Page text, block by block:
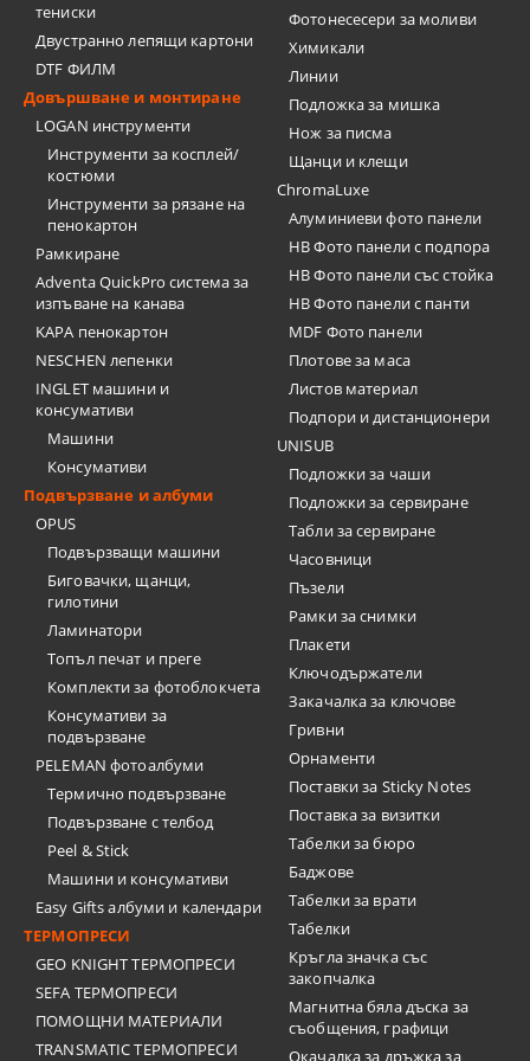
тениски
Двустранно лепящи картони
DTF ФИЛМ
Довършване и монтиране
LOGAN инструменти
Инструменти за косплей/
костюми
Инструменти за рязане на
пенокартон
Рамкиране
Adventa QuickPro система за
изпъване на канава
KAPA пенокартон
NESCHEN лепенки
INGLET машини и
консумативи
Машини
Консумативи
Подвързване и албуми
OPUS
Подвързващи машини
Биговачки, щанци,
гилотини
Ламинатори
Топъл печат и преге
Комплекти за фотоблокчета
Консумативи за
подвързване
PELEMAN фотоалбуми
Термично подвързване
Подвързване с телбод
Peel & Stick
Машини и консумативи
Easy Gifts албуми и календари
ТЕРМОПРЕСИ
GEO KNIGHT ТЕРМОПРЕСИ
SEFA ТЕРМОПРЕСИ
ПОМОЩНИ МАТЕРИАЛИ
TRANSMATIC ТЕРМОПРЕСИ
Фотонесесери за моливи
Химикали
Линии
Подложка за мишка
Нож за писма
Щанци и клещи
ChromaLuxe
Алуминиеви фото панели
HB Фото панели с подпора
HB Фото панели със стойка
HB Фото панели с панти
MDF Фото панели
Плотове за маса
Листов материал
Подпори и дистанционери
UNISUB
Подложки за чаши
Подложки за сервиране
Табли за сервиране
Часовници
Пъзели
Рамки за снимки
Плакети
Ключодържатели
Закачалка за ключове
Гривни
Орнаменти
Поставки за Sticky Notes
Поставка за визитки
Tабелки за бюро
Баджове
Табелки за врати
Табелки
Кръгла значка със
закопчалка
Магнитна бяла дъска за
съобщения, графици
Окачалка за дръжка за